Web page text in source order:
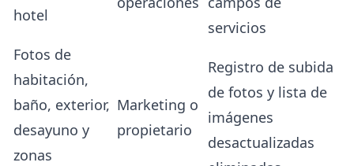
hotel
servicios
Fotos de
habitación,
baño, exterior,
desayuno y
zonas
Marketing o
propietario
Registro de subida
de fotos y lista de
imágenes
desactualizadas